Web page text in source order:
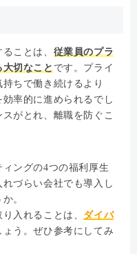
ことは、 従業員のプラ
切なこと です。プライ
ちで働き続けるより
率的に進められるでし
がとれ、離職を防ぐこ
ングの4つの福利厚生
づらい会社でも導入し
。
入れることは、 ダイバ
ょう。ぜひ参考にしてみ